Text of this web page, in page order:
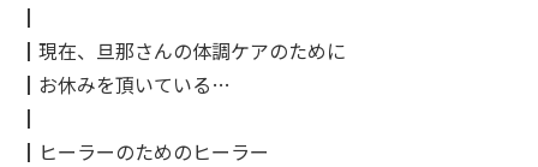
┃
┃現在、旦那さんの体調ケアのために
┃お休みを頂いている…
┃
┃ヒーラーのためのヒーラー